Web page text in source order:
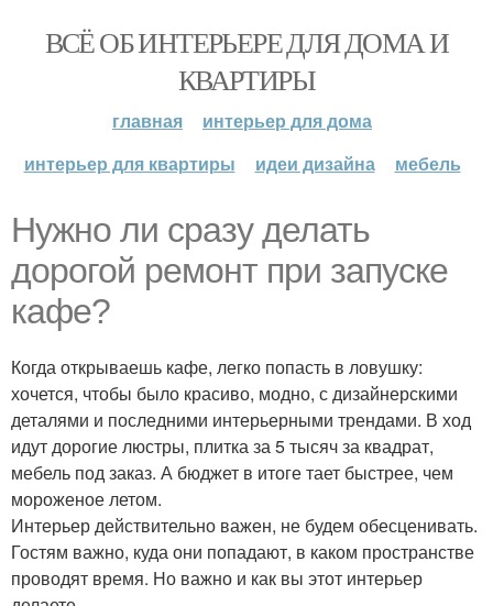
ВСЁ ОБ ИНТЕРЬЕРЕ ДЛЯ ДОМА И
КВАРТИРЫ
главная
интерьер для дома
интерьер для квартиры
идеи дизайна мебель
Нужно ли сразу делать
дорогой ремонт при запуске
кафе?
Когда открываешь кафе, легко попасть в ловушку:
хочется, чтобы было красиво, модно, с дизайнерскими
деталями и последними интерьерными трендами. В ход
идут дорогие люстры, плитка за 5 тысяч за квадрат,
мебель под заказ. А бюджет в итоге тает быстрее, чем
мороженое летом.
Интерьер действительно важен, не будем обесценивать.
Гостям важно, куда они попадают, в каком пространстве
проводят время. Но важно и как вы этот интерьер